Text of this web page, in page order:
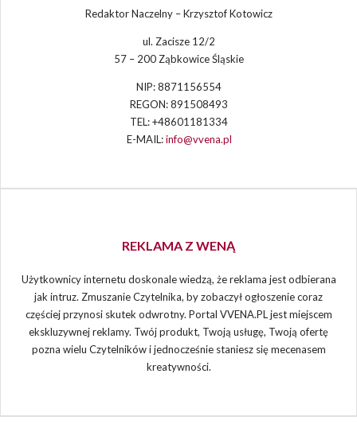
Redaktor Naczelny – Krzysztof Kotowicz
ul. Zacisze 12/2
57 – 200 Ząbkowice Śląskie
NIP: 8871156554
REGON: 891508493
TEL: +48601181334
E-MAIL:info@vvena.pl
REKLAMA Z WENĄ
Użytkownicy internetu doskonale wiedzą, że reklama jest odbierana
jak intruz. Zmuszanie Czytelnika, by zobaczył ogłoszenie coraz
częściej przynosi skutek odwrotny. Portal VVENA.PL jest miejscem
ekskluzywnej reklamy. Twój produkt, Twoją usługę, Twoją ofertę
pozna wielu Czytelników i jednocześnie staniesz się mecenasem
kreatywności.